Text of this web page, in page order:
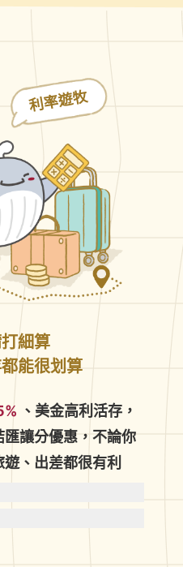
利率遊牧
細算
能很划算
、美金高利活存，
讓分優惠，不論你
、出差都很有利